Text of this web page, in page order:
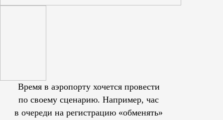
Время в аэропорту хочется провести
по своему сценарию. Например, час
в очереди на регистрацию «обменять»